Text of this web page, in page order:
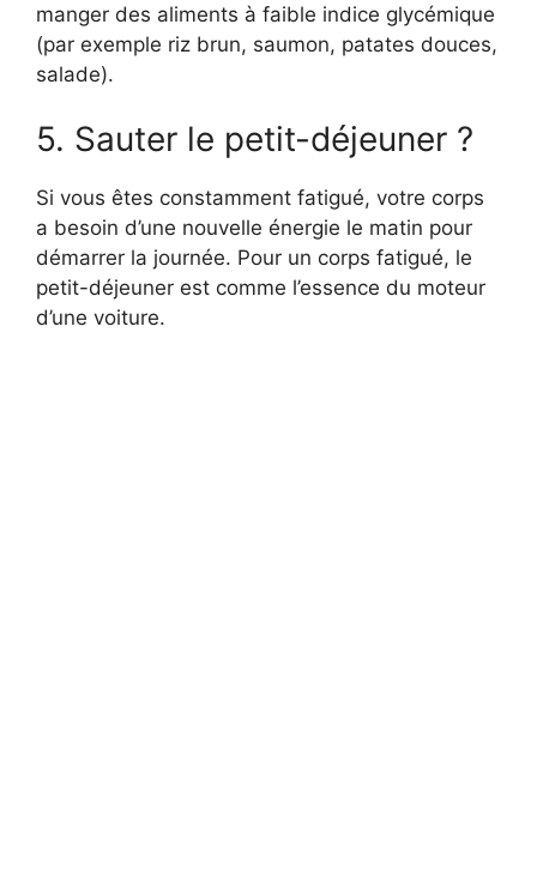
manger des aliments à faible indice glycémique
(par exemple riz brun, saumon, patates douces,
salade).
5. Sauter le petit-déjeuner ?
Si vous êtes constamment fatigué, votre corps
a besoin d’une nouvelle énergie le matin pour
démarrer la journée. Pour un corps fatigué, le
petit-déjeuner est comme l’essence du moteur
d’une voiture.